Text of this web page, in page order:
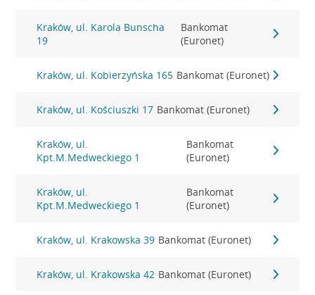
Kraków, ul. Karola Bunscha
19
Bankomat
(Euronet)
Kraków, ul. Kobierzyńska 165 Bankomat (Euronet)
Kraków, ul. Kościuszki 17 Bankomat (Euronet)
Kraków, ul.
Kpt.M.Medweckiego 1
Bankomat
(Euronet)
Kraków, ul.
Kpt.M.Medweckiego 1
Bankomat
(Euronet)
Kraków, ul. Krakowska 39 Bankomat (Euronet)
Kraków, ul. Krakowska 42 Bankomat (Euronet)